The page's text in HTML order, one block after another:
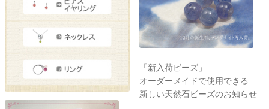
「新入荷ビーズ」
オーダーメイドで使用できる
新しい天然石ビーズのお知らせ